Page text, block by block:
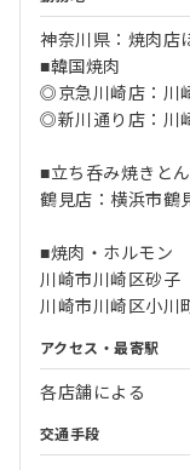
神奈川県：焼肉店
■韓国焼肉
◎京急川崎店：川
◎新川通り店：川
■立ち呑み焼きとん
鶴見店：横浜市鶴
■焼肉・ホルモン
川崎市川崎区砂子
川崎市川崎区小川
アクセス・最寄駅
各店舗による
交通手段